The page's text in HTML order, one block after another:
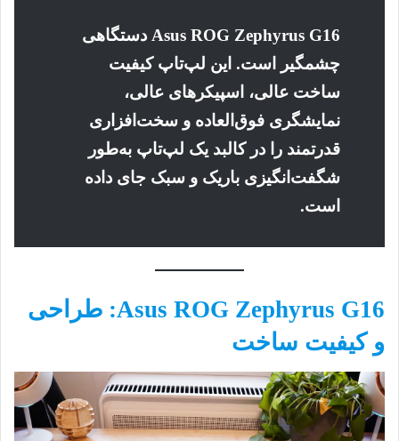
Asus ROG Zephyrus G16 دستگاهی
چشمگیر است. این لپ‌تاپ کیفیت
ساخت عالی، اسپیکرهای عالی،
نمایشگری فوق‌العاده و سخت‌افزاری
قدرتمند را در کالبد یک لپ‌تاپ به‌طور
شگفت‌انگیزی باریک و سبک جای داده
است.
Asus ROG Zephyrus G16: طراحی
و کیفیت ساخت